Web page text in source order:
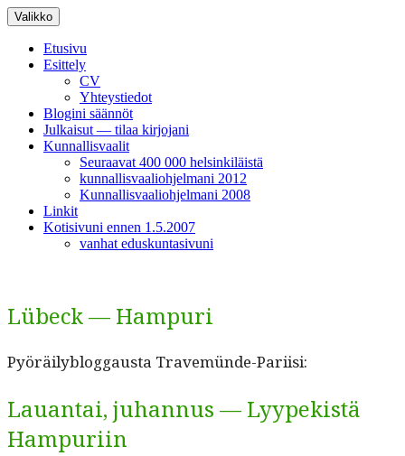
Siirry
sisältöön
Valikko
Etusivu
Esittely
CV
Yhteystiedot
Blogini säännöt
Julkaisut — tilaa kirjojani
Kunnallisvaalit
Seuraavat 400 000 helsinkiläistä
kunnallisvaaliohjelmani 2012
Kunnallisvaaliohjelmani 2008
Linkit
Kotisivuni ennen 1.5.2007
vanhat eduskuntasivuni
Lübeck — Hampuri
Pyöräily­blog­gaus­ta Travemünde-Pariisi:
Lauantai, juhannus — Lyypekistä
Hampuriin